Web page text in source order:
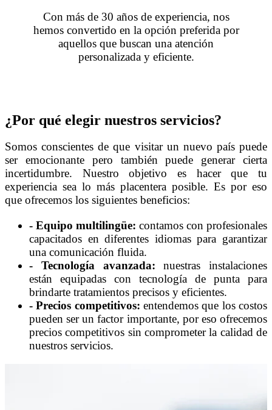
Con más de 30 años de experiencia, nos
hemos convertido en la opción preferida por
aquellos que buscan una atención
personalizada y eficiente.
¿Por qué elegir nuestros servicios?
Somos conscientes de que visitar un nuevo país puede
ser emocionante pero también puede generar cierta
incertidumbre. Nuestro objetivo es hacer que tu
experiencia sea lo más placentera posible. Es por eso
que ofrecemos los siguientes beneficios:
- Equipo multilingüe: contamos con profesionales
capacitados en diferentes idiomas para garantizar
una comunicación fluida.
- Tecnología avanzada: nuestras instalaciones
están equipadas con tecnología de punta para
brindarte tratamientos precisos y eficientes.
- Precios competitivos: entendemos que los costos
pueden ser un factor importante, por eso ofrecemos
precios competitivos sin comprometer la calidad de
nuestros servicios.